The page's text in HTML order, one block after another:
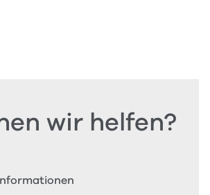
wir helfen?